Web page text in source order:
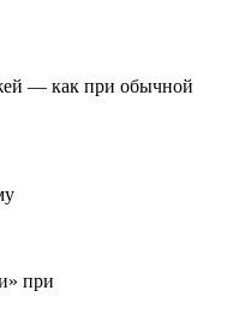
— как при обычной
при